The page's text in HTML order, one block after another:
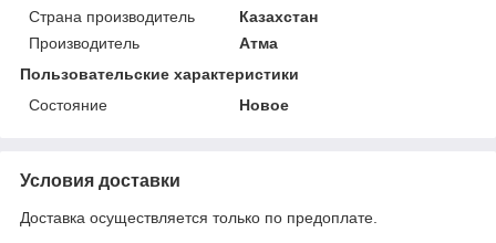
Страна производитель
Казахстан
Производитель
Атма
Пользовательские характеристики
Состояние
Новое
Условия доставки
Доставка осуществляется только по предоплате.